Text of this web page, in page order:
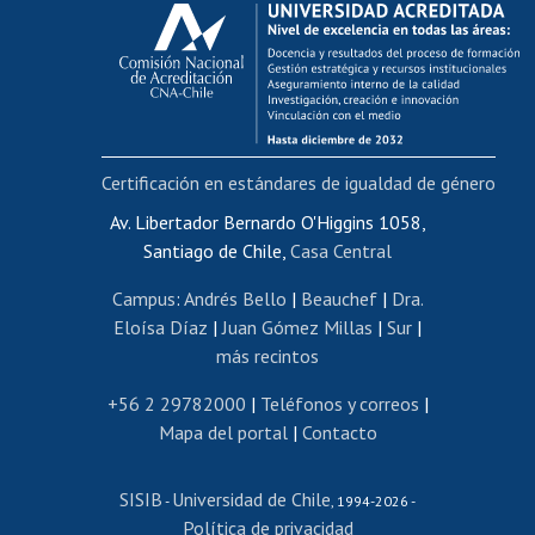
Postulación al AUCAI
Funcionarias/os
Cursos internos de capacitación
Bienestar del personal
Portal de movilidad interna
Certificado de renta
Certificado de renta honorarios
Editar páginas blancas
Extranjeras/os
Revalidación y reconocimiento de títulos
Postulación al Programa de Movilidad Estudiantil
Cursos de español
Av. Libertador Bernardo O'Higgins 1058,
Santiago de Chile, Casa Central
Campus: Andrés Bello | Beauchef| Dra.
Eloísa Díaz |Juan Gómez Millas | Sur |
más recintos
+56 2 29782000 | Teléfonos y correos |
Mapa del portal| Contacto
SISIB - Universidad de Chile, 1994-2026 -
Política de privacidad
Certificación en estándares de igualdad de género